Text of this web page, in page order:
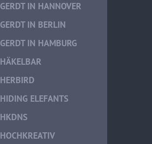
GERDT IN HANNOVER
GERDT IN BERLIN
GERDT IN HAMBURG
HÄKELBAR
HERBIRD
HIDING ELEFANTS
HKDNS
HOCHKREATIV